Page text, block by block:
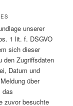
unserer
1 lit. f. DSGVO
sich dieser
den Zugriffsdaten
Datum und
über
das
zuvor besuchte